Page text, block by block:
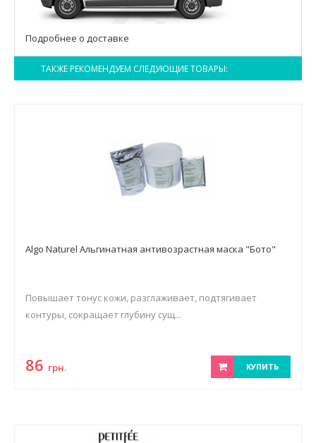
Подробнее о доставке
ТАКЖЕ РЕКОМЕНДУЕМ СЛЕДУЮЩИЕ ТОВАРЫ:
Algo Naturel Альгинатная антивозрастная маска "Бото"
Повышает тонус кожи, разглаживает, подтягивает
контуры, сокращает глубину сущ...
86 грн. КУПИТЬ